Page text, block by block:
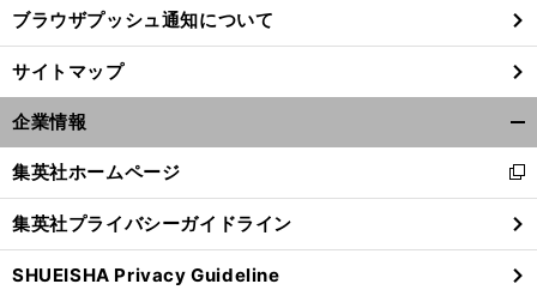
へ
ブラウザプッシュ通知について
サイトマップ
企業情報
閉
る
集英社ホームページ
新
し
い
ウ
ィ
集英社プライバシーガイドライン
SHUEISHA Privacy Guideline